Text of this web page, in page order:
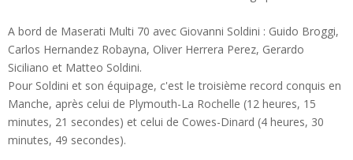
A bord de Maserati Multi 70 avec Giovanni Soldini : Guido Broggi,
Carlos Hernandez Robayna, Oliver Herrera Perez, Gerardo
Siciliano et Matteo Soldini.
Pour Soldini et son équipage, c'est le troisième record conquis en
Manche, après celui de Plymouth-La Rochelle (12 heures, 15
minutes, 21 secondes) et celui de Cowes-Dinard (4 heures, 30
minutes, 49 secondes).